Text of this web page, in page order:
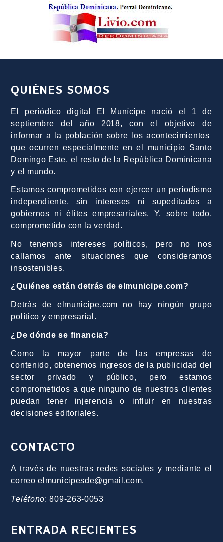
QUIÉNES SOMOS
El periódico digital El Munícipe nació el 1 de
septiembre del año 2018, con el objetivo de
informar a la población sobre los acontecimientos
que ocurren especialmente en el municipio Santo
Domingo Este, el resto de la República Dominicana
y el mundo.
Estamos comprometidos con ejercer un periodismo
independiente, sin intereses ni supeditados a
gobiernos ni élites empresariales. Y, sobre todo,
comprometido con la verdad.
No tenemos intereses políticos, pero no nos
callamos ante situaciones que consideramos
insostenibles.
¿Quiénes están detrás de elmunicipe.com?
Detrás de elmunicipe.com no hay ningún grupo
político y empresarial.
¿De dónde se financia?
Como la mayor parte de las empresas de
contenido, obtenemos ingresos de la publicidad del
sector privado y público, pero estamos
comprometidos a que ninguno de nuestros clientes
puedan tener injerencia o influir en nuestras
decisiones editoriales.
CONTACTO
A través de nuestras redes sociales y mediante el
correo elmunicipesde@gmail.com.
Teléfono: 809-263-0053
ENTRADA RECIENTES